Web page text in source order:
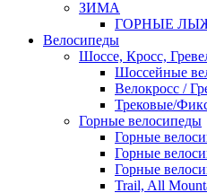
ЗИМА
ГОРНЫЕ
Велосипеды
Шоссе, Кросс,
Шоссейные
Велокросс /
Трековые/
Горные велосипеды
Горные
Горные
Горные
Trail, All